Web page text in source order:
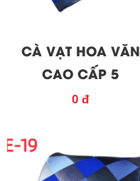
CÀ VẠT HOA VĂN
CAO CẤP 5
0 đ